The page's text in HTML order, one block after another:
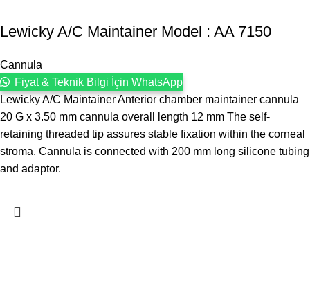
Lewicky A/C Maintainer Model : AA 7150
Cannula
Fiyat & Teknik Bilgi İçin WhatsApp
Lewicky A/C Maintainer Anterior chamber maintainer cannula
20 G x 3.50 mm cannula overall length 12 mm The self-
retaining threaded tip assures stable fixation within the corneal
stroma. Cannula is connected with 200 mm long silicone tubing
and adaptor.